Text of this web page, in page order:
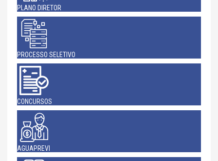
PLANO DIRETOR
PROCESSO SELETIVO
CONCURSOS
AGUAPREVI